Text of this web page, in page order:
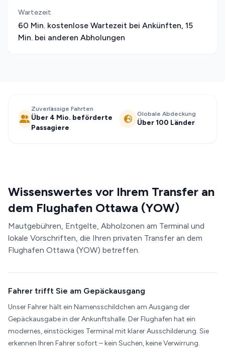
Wartezeit
60 Min. kostenlose Wartezeit bei Ankünften, 15
Min. bei anderen Abholungen
Zuverlässige Fahrten
Über 4 Mio. beförderte
Passagiere
Globale Abdeckung
Über 100 Länder
Wissenswertes vor Ihrem Transfer an
dem Flughafen Ottawa (YOW)
Mautgebühren, Entgelte, Abholzonen am Terminal und
lokale Vorschriften, die Ihren privaten Transfer an dem
Flughafen Ottawa (YOW) betreffen.
Fahrer trifft Sie am Gepäckausgang
Unser Fahrer hält ein Namensschildchen am Ausgang der
Gepäckausgabe in der Ankunftshalle. Der Flughafen hat ein
modernes, einstöckiges Terminal mit klarer Ausschilderung. Sie
erkennen Ihren Fahrer sofort – kein Suchen, keine Verwirrung.